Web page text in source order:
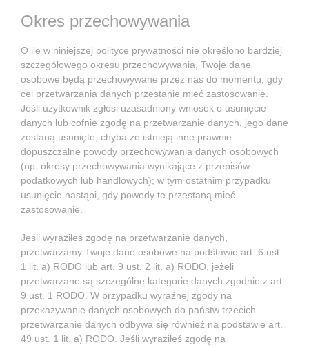
Okres przechowywania
O ile w niniejszej polityce prywatności nie określono bardziej
szczegółowego okresu przechowywania, Twoje dane
osobowe będą przechowywane przez nas do momentu, gdy
cel przetwarzania danych przestanie mieć zastosowanie.
Jeśli użytkownik zgłosi uzasadniony wniosek o usunięcie
danych lub cofnie zgodę na przetwarzanie danych, jego dane
zostaną usunięte, chyba że istnieją inne prawnie
dopuszczalne powody przechowywania danych osobowych
(np. okresy przechowywania wynikające z przepisów
podatkowych lub handlowych); w tym ostatnim przypadku
usunięcie nastąpi, gdy powody te przestaną mieć
zastosowanie.
Jeśli wyraziłeś zgodę na przetwarzanie danych,
przetwarzamy Twoje dane osobowe na podstawie art. 6 ust.
1 lit. a) RODO lub art. 9 ust. 2 lit. a) RODO, jeżeli
przetwarzane są szczególne kategorie danych zgodnie z art.
9 ust. 1 RODO. W przypadku wyraźnej zgody na
przekazywanie danych osobowych do państw trzecich
przetwarzanie danych odbywa się również na podstawie art.
49 ust. 1 lit. a) RODO. Jeśli wyraziłeś zgodę na